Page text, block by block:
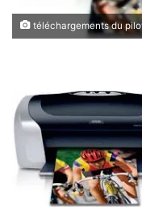
téléchargements du